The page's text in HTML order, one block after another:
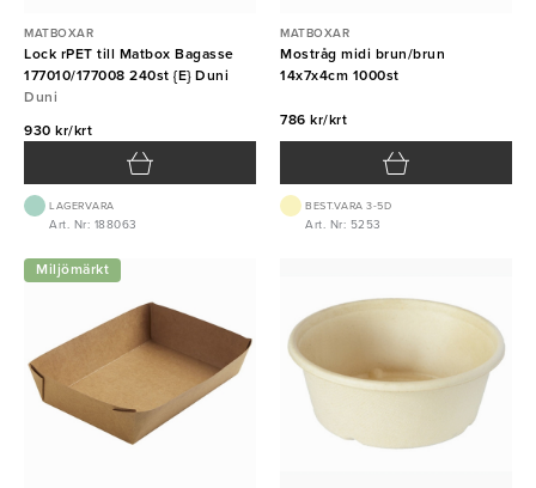
MATBOXAR
Lock rPET till Matbox Bagasse
177010/177008 240st {E} Duni
Duni
930 kr/krt
LAGERVARA
Art. Nr: 188063
MATBOXAR
Mostråg midi brun/brun
14x7x4cm 1000st
786 kr/krt
BEST.VARA 3-5D
Art. Nr: 5253
Miljömärkt